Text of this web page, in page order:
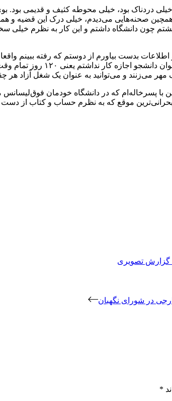
خیلی دردناک بود، خیلی محوطه کثیف و قدیمی
صحنه‌هایی می‌دیدم، خیلی درک این قضیه و
چون دانشگاه داشتم و این کار به نظرم خیلی
می‌زنند و می‌توانید به عنوان یک شغل آزاد هر
با پسرخاله‌ام که در دانشگاه خودمان
بحرانی‌ترین موقع که به نظرم حساب و کتاب از دست
گزارش تصویری
*